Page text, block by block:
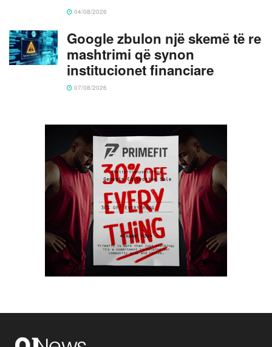
04/08/2026
Google zbulon një skemë të re
mashtrimi që synon
institucionet financiare
07/08/2026